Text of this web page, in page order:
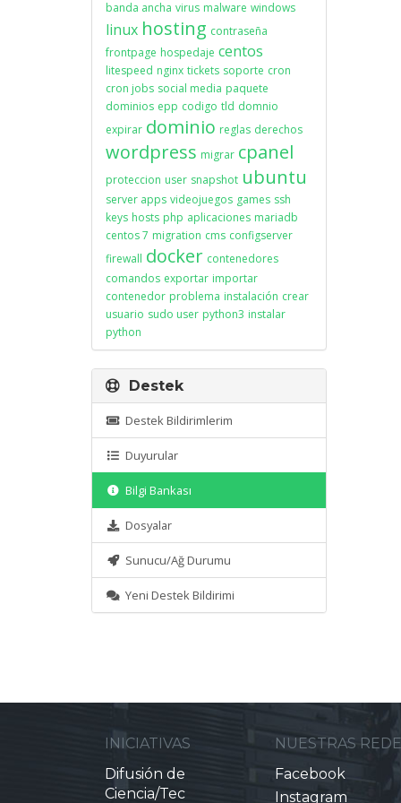
banda ancha virus malware windows
linux hosting contraseña
frontpage hospedaje centos
litespeed nginx tickets soporte cron
cron jobs social media paquete
dominios epp codigo tld domnio
expirar dominio reglas derechos
wordpress migrar cpanel
proteccion user snapshot ubuntu
server apps videojuegos games ssh
keys hosts php aplicaciones mariadb
centos 7 migration cms configserver
firewall docker contenedores
comandos exportar importar
contenedor problema instalación crear
usuario sudo user python3 instalar
python
Destek
Destek Bildirimlerim
Duyurular
Bilgi Bankası
Dosyalar
Sunucu/Ağ Durumu
Yeni Destek Bildirimi
INICIATIVAS
Difusión de
Ciencia/Tec
NUESTRAS
Facebook
Instagram